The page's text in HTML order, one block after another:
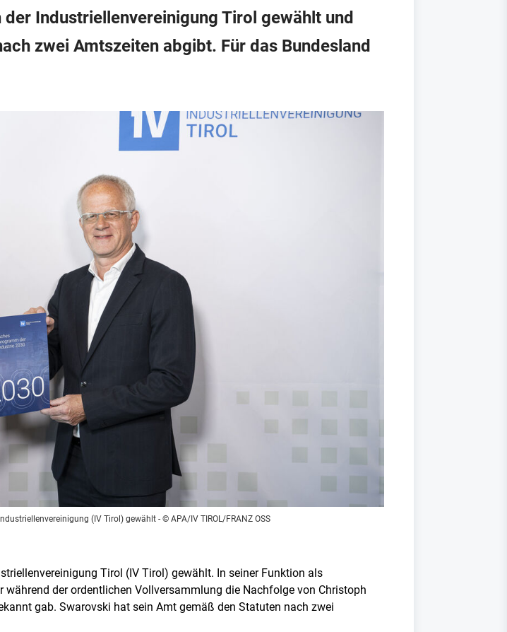
Industriellenvereinigung Tirol gewählt und
zwei Amtszeiten abgibt. Für das Bundesland
(IV Tirol) gewählt - © APA/IV TIROL/FRANZ OSS
Tirol (IV Tirol) gewählt. In seiner Funktion als
der ordentlichen Vollversammlung die Nachfolge von Christoph
gab. Swarovski hat sein Amt gemäß den Statuten nach zwei